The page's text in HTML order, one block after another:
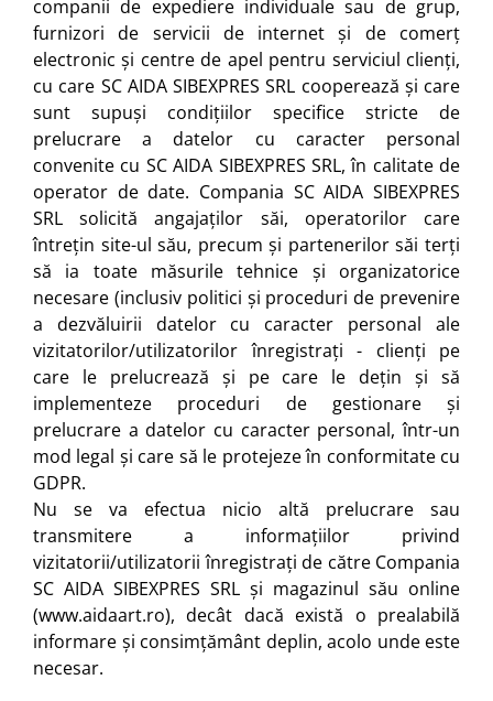
companii de expediere individuale sau de grup,
furnizori de servicii de internet și de comerț
electronic și centre de apel pentru serviciul clienți,
cu care SC AIDA SIBEXPRES SRL cooperează și care
sunt supuși condițiilor specifice stricte de
prelucrare a datelor cu caracter personal
convenite cu SC AIDA SIBEXPRES SRL, în calitate de
operator de date. Compania SC AIDA SIBEXPRES
SRL solicită angajaților săi, operatorilor care
întrețin site-ul său, precum și partenerilor săi terți
să ia toate măsurile tehnice și organizatorice
necesare (inclusiv politici și proceduri de prevenire
a dezvăluirii datelor cu caracter personal ale
vizitatorilor/utilizatorilor înregistrați - clienți pe
care le prelucrează și pe care le dețin și să
implementeze proceduri de gestionare și
prelucrare a datelor cu caracter personal, într-un
mod legal și care să le protejeze în conformitate cu
GDPR.
Nu se va efectua nicio altă prelucrare sau
transmitere a informațiilor privind
vizitatorii/utilizatorii înregistrați de către Compania
SC AIDA SIBEXPRES SRL și magazinul său online
(www.aidaart.ro), decât dacă există o prealabilă
informare și consimțământ deplin, acolo unde este
necesar.